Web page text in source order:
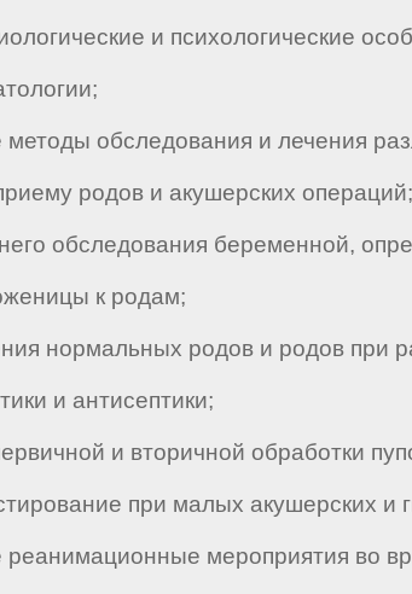
и психологические
обследования и лечения
родов и акушерских операций;
обследования беременной,
к родам;
нормальных родов и родов при
и антисептики;
и вторичной обработки
при малых акушерских и
мероприятия во